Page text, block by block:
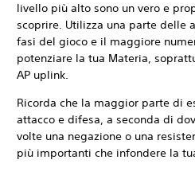
livello più alto sono un vero e
scoprire. Utilizza una parte delle
fasi del gioco e il maggiore
potenziare la tua Materia,
AP uplink.
Ricorda che la maggior parte di
attacco e difesa, a seconda di
volte una negazione o una
più importanti che infondere la